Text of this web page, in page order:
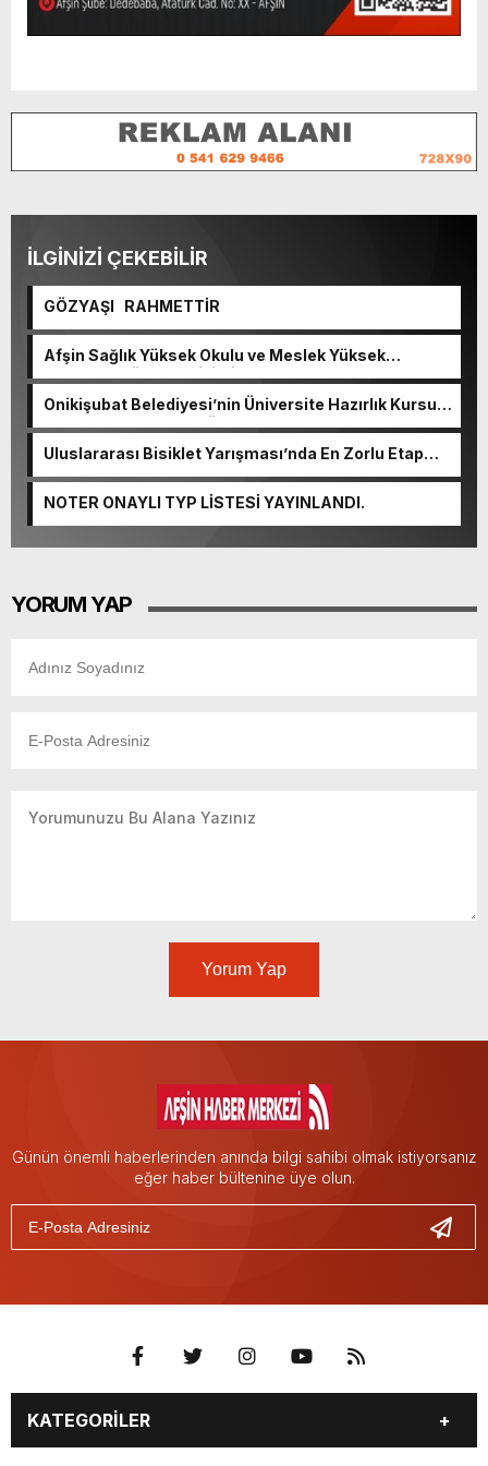
İLGİNİZİ ÇEKEBİLİR
GÖZYAŞI RAHMETTİR
Afşin Sağlık Yüksek Okulu ve Meslek Yüksek
Okulunda görev değişimi!
Onikişubat Belediyesi’nin Üniversite Hazırlık Kursu
başvurularında son gün 7 Ağustos.
Uluslararası Bisiklet Yarışması’nda En Zorlu Etap
NOTER ONAYLI TYP LİSTESİ YAYINLANDI.
YORUM YAP
Yorum Yap
Günün önemli haberlerinden anında bilgi sahibi olmak istiyorsanız
eğer haber bültenine üye olun.
KATEGORİLER